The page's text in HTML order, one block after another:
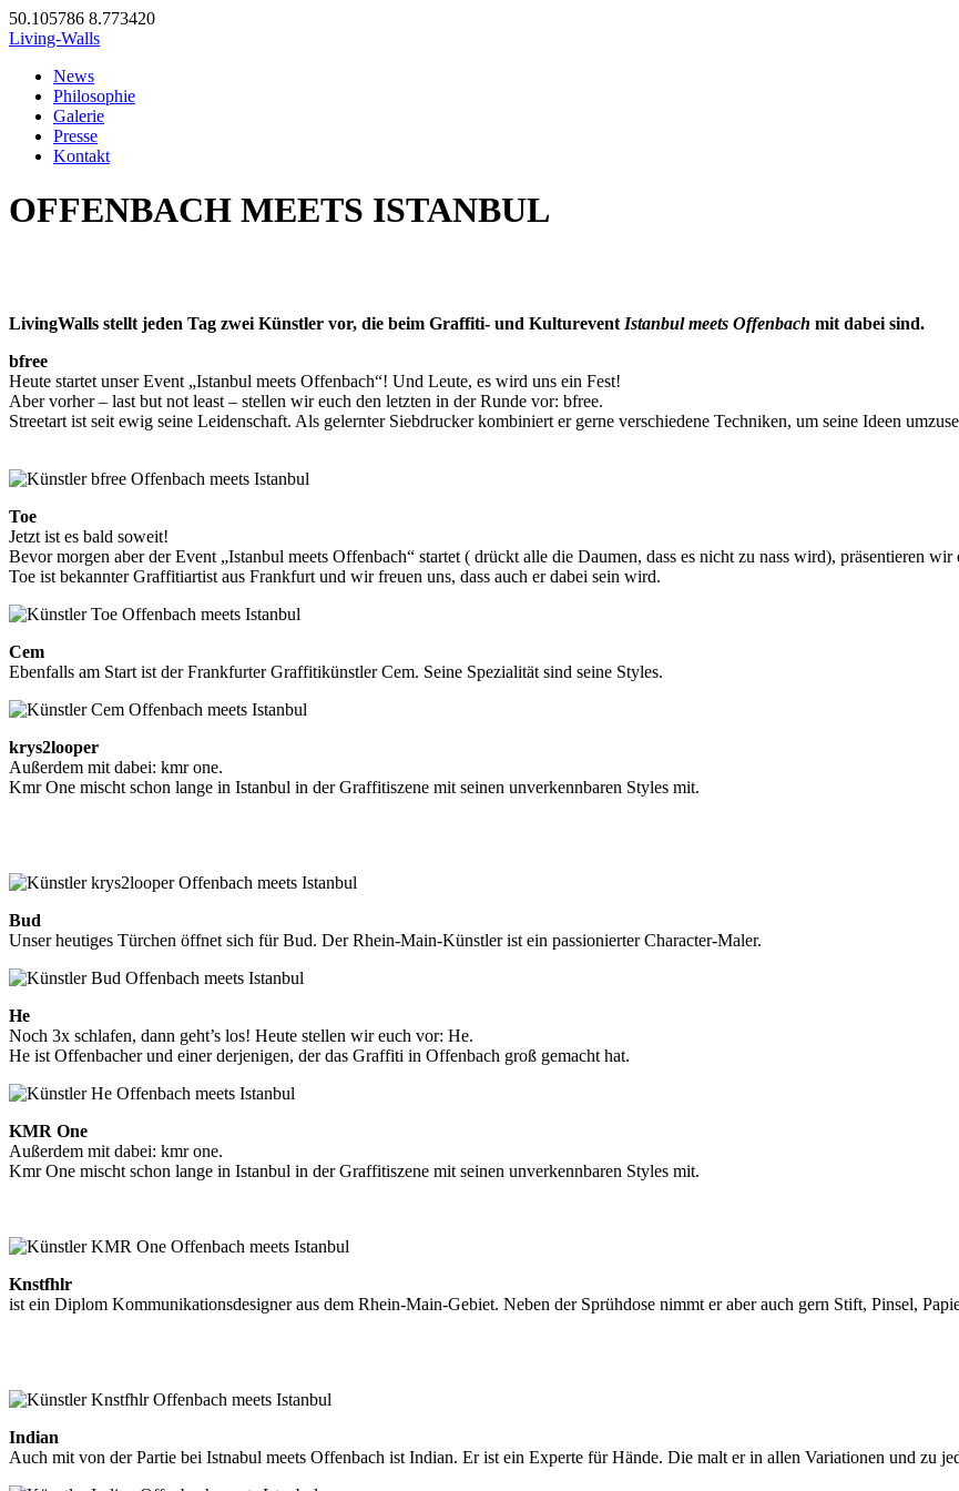
50.105786 8.773420
Living-Walls
News
Philosophie
Galerie
Presse
Kontakt
OFFENBACH MEETS ISTANBUL
LivingWalls stellt jeden Tag zwei Künstler vor, die beim Graffiti- und Kulturevent Istanbul meets Offenbach mit dabei sind.
bfree
Heute startet unser Event „Istanbul meets Offenbach“! Und Leute, es wird uns ein Fest!
Aber vorher – last but not least – stellen wir euch den letzten in der Runde vor: bfree.
Streetart ist seit ewig seine Leidenschaft. Als gelernter Siebdrucker kombiniert er gerne verschiedene Techniken, um seine Ideen
Toe
Jetzt ist es bald soweit!
Bevor morgen aber der Event „Istanbul meets Offenbach“ startet ( drückt alle die Daumen, dass es nicht zu nass wird), präsentieren wir
Toe ist bekannter Graffitiartist aus Frankfurt und wir freuen uns, dass auch er dabei sein wird.
Cem
Ebenfalls am Start ist der Frankfurter Graffitikünstler Cem. Seine Spezialität sind seine Styles.
krys2looper
Außerdem mit dabei: kmr one.
Kmr One mischt schon lange in Istanbul in der Graffitiszene mit seinen unverkennbaren Styles mit.
Bud
Unser heutiges Türchen öffnet sich für Bud. Der Rhein-Main-Künstler ist ein passionierter Character-Maler.
He
Noch 3x schlafen, dann geht’s los! Heute stellen wir euch vor: He.
He ist Offenbacher und einer derjenigen, der das Graffiti in Offenbach groß gemacht hat.
KMR One
Außerdem mit dabei: kmr one.
Kmr One mischt schon lange in Istanbul in der Graffitiszene mit seinen unverkennbaren Styles mit.
Knstfhlr
ist ein Diplom Kommunikationsdesigner aus dem Rhein-Main-Gebiet. Neben der Sprühdose nimmt er aber auch gern Stift, Pinsel,
Indian
Auch mit von der Partie bei Istnabul meets Offenbach ist Indian. Er ist ein Experte für Hände. Die malt er in allen Variationen und zu